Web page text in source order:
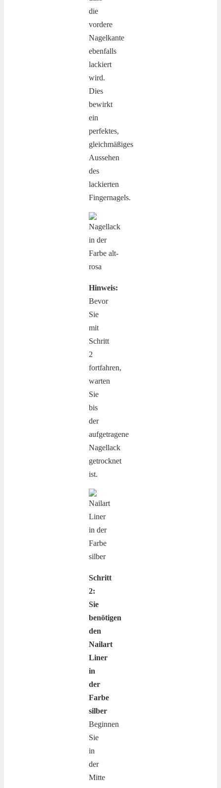
die
vordere
Nagelkante
ebenfalls
lackiert
wird.
Dies
bewirkt
ein
perfektes,
gleichmäßiges
Aussehen
des
lackierten
Fingernagels.
Hinweis:
Bevor
Sie
mit
Schritt
2
fortfahren,
warten
Sie
bis
der
aufgetragene
Nagellack
getrocknet
ist.
Schritt
2:
Sie
benötigen
den
Nailart
Liner
in
der
Farbe
silber
Beginnen
Sie
in
der
Mitte